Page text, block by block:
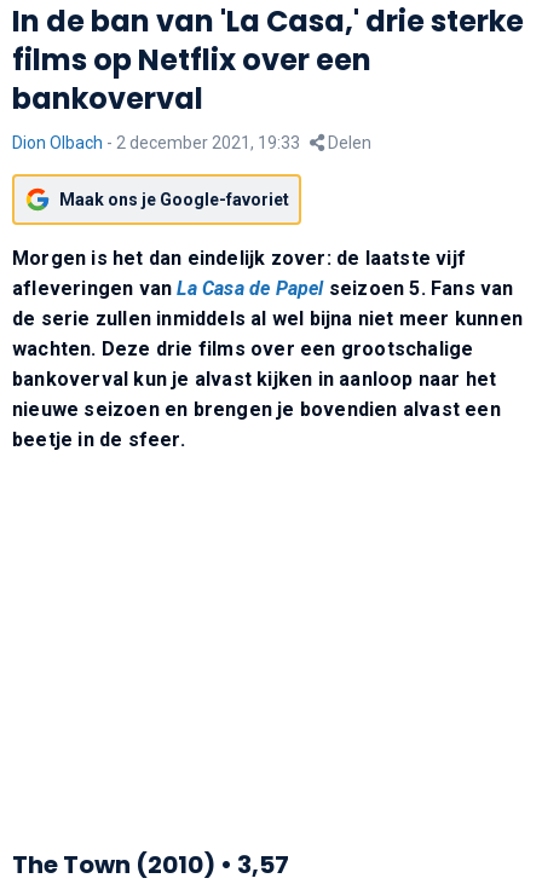
In de ban van 'La Casa,' drie sterke
films op Netflix over een
bankoverval
Dion Olbach - 2 december 2021, 19:33 Delen
Maak ons je Google-favoriet
Morgen is het dan eindelijk zover: de laatste vijf
afleveringen vanLa Casa de Papel seizoen 5. Fans van
de serie zullen inmiddels al wel bijna niet meer kunnen
wachten. Deze drie films over een grootschalige
bankoverval kun je alvast kijken in aanloop naar het
nieuwe seizoen en brengen je bovendien alvast een
beetje in de sfeer.
The Town (2010) • 3,57